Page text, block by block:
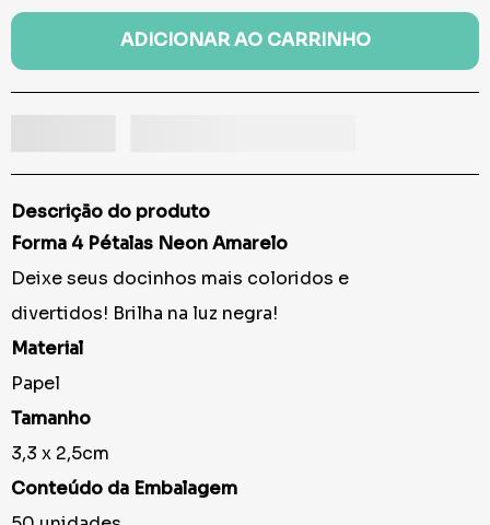
ADICIONAR AO CARRINHO
Descrição do produto
Forma 4 Pétalas Neon Amarelo
Deixe seus docinhos mais coloridos e
divertidos! Brilha na luz negra!
Material
Papel
Tamanho
3,3 x 2,5cm
Conteúdo da Embalagem